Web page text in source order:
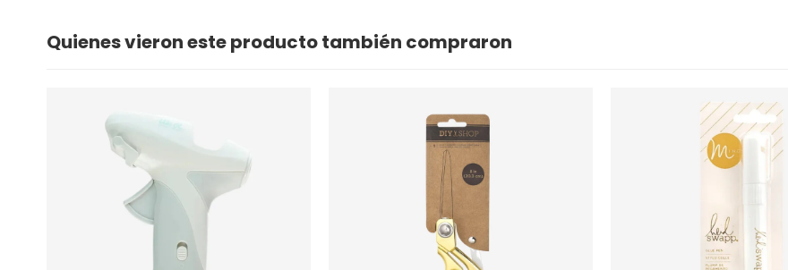
Quienes vieron este producto también compraron